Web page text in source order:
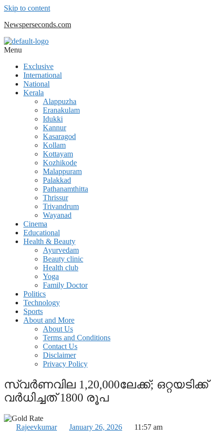
Skip to content
Newsperseconds.com
Menu
Exclusive
International
National
Kerala
Alappuzha
Eranakulam
Idukki
Kannur
Kasaragod
Kollam
Kottayam
Kozhikode
Malappuram
Palakkad
Pathanamthitta
Thrissur
Trivandrum
Wayanad
Cinema
Educational
Health & Beauty
Ayurvedam
Beauty clinic
Health club
Yoga
Family Doctor
Politics
Technology
Sports
About and More
About Us
Terms and Conditions
Contact Us
Disclaimer
Privacy Policy
സ്വര്‍ണവില 1,20,000ലേക്ക്; ഒറ്റയടിക്ക്
വര്‍ധിച്ചത് 1800 രൂപ
Rajeevkumar January 26, 2026
11:57 am